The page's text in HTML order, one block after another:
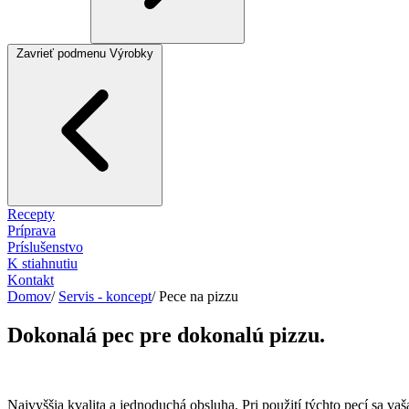
Zavrieť podmenu Výrobky
Recepty
Príprava
Príslušenstvo
K stiahnutiu
Kontakt
Domov/ Servis - koncept/Pece na pizzu
Dokonalá pec pre dokonalú pizzu.
Najvyššia kvalita a jednoduchá obsluha. Pri použití týchto pecí sa